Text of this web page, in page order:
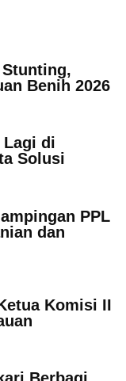
Benih 2026
Lagi di
Solusi
PPL
dan
Komisi II